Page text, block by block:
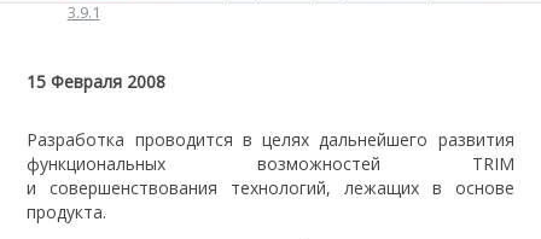
3.9.1
15 Февраля 2008
Разработка проводится в целях дальнейшего развития
функциональных возможностей TRIM
и совершенствования технологий, лежащих в основе
продукта.